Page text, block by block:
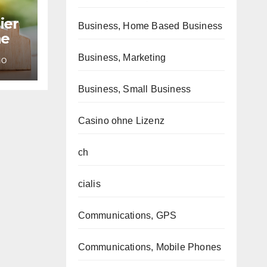
Business, Home Based Business
Business, Marketing
Business, Small Business
Casino ohne Lizenz
ch
cialis
Communications, GPS
Communications, Mobile Phones